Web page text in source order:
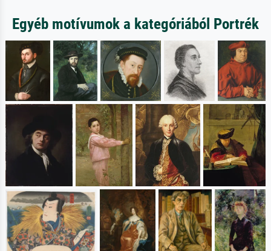
Egyéb motívumok a kategóriából Portrék